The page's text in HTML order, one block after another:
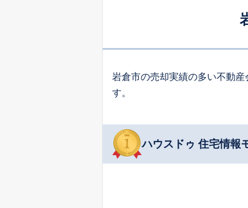
岩倉市の売却実績の多い不動
す。
ハウスドゥ 住宅情報